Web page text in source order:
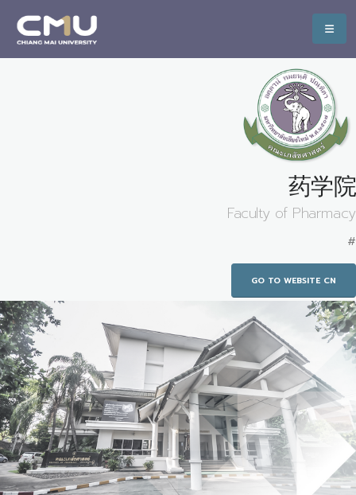
药学院
Faculty of Pharmacy
#
GO TO WEBSITE CN